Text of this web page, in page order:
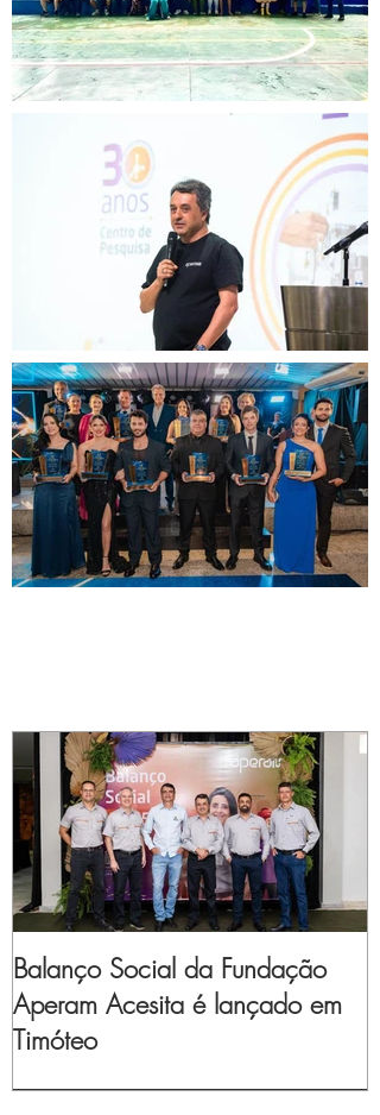
Balanço Social da Fundação
Aperam Acesita é lançado em
Timóteo